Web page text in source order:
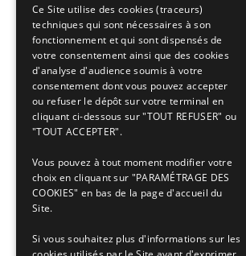
+377 93 15 01 01
Legal Information
App Terms and Conditions
Legal Notice
Privacy Policy
Ce Site utilise des cookies (traceurs)
techniques qui sont nécessaires à son
fonctionnement et qui sont dispensés de
votre consentement ainsi que des cookies
d'analyse d'audience soumis à votre
consentement dont vous pouvez accepter
ou refuser le dépôt sur votre terminal en
cliquant ci-dessous sur "TOUT REFUSER" ou
"TOUT ACCEPTER".
Vous pouvez à tout moment modifier votre
choix en cliquant sur "PARAMÉTRAGE DES
COOKIES" en bas de la page d'accueil du
Site.
Si vous souhaitez plus d'informations sur les